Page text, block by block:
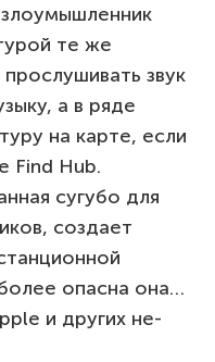
те же
звук
а в ряде
на карте, если
Find Hub.
сугубо для
создает
опасна она…
и других не-